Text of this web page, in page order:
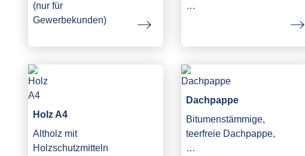
(nur für
Gewerbekunden)
…
Holz A4
Altholz mit
Holzschutzmitteln
Dachpappe
Bitumenstämmige,
teerfreie Dachpappe,
…